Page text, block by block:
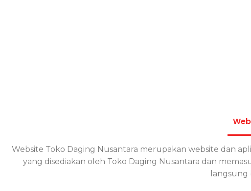
Website Toko Daging Nusantara merupakan website dan
yang disediakan oleh Toko Daging Nusantara dan